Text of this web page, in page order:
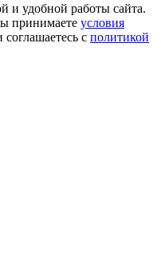
и удобной работы сайта.
принимаете условия
соглашаетесь с политикой